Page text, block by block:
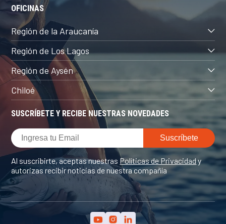
SUSCRÍBETE Y RECIBE NUESTRAS NOVEDADES
Al suscribirte, aceptas nuestras Políticas de Privacidady
autorizas recibir noticias de nuestra compañía
OFICINAS
Región de la Araucanía
Región de Los Lagos
Región de Aysén
Chiloé